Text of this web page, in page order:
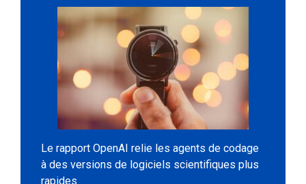
Le rapport OpenAI relie les agents de codage
à des versions de logiciels scientifiques plus
rapides